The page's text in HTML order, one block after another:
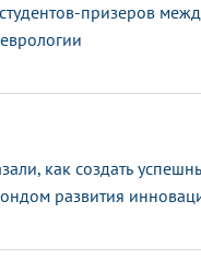
призеров
как создать
развития